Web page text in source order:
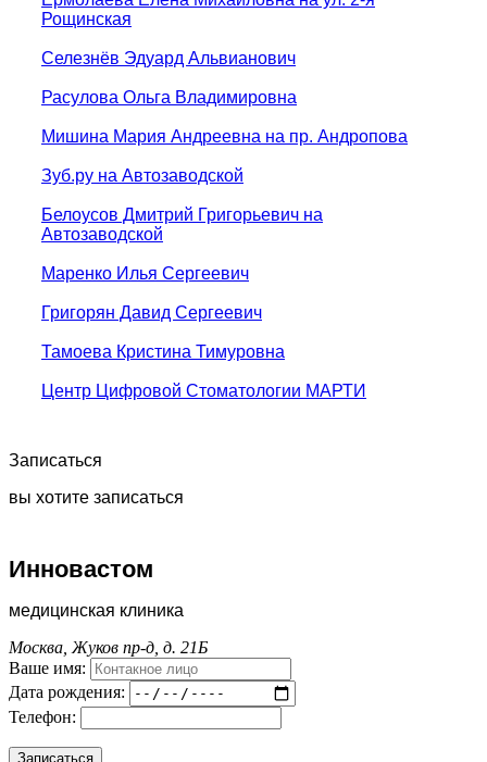
Рощинская
Селезнёв Эдуард Альвианович
Расулова Ольга Владимировна
Мишина Мария Андреевна на пр. Андропова
Зуб.ру на Автозаводской
Белоусов Дмитрий Григорьевич на
Автозаводской
Маренко Илья Сергеевич
Григорян Давид Сергеевич
Тамоева Кристина Тимуровна
Центр Цифровой Стоматологии МАРТИ
Записаться
вы хотите записаться
Инновастом
медицинская клиника
Москва, Жуков пр-д, д. 21Б
Ваше имя:
Дата рождения:
Телефон: